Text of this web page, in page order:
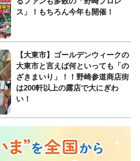
ス」！もちろん今年も開催！
【大東市】ゴールデンウィークの
大東市と言えば何といっても「の
ざきまいり」！！野崎参道商店街
は200軒以上の露店で大にぎわ
い！